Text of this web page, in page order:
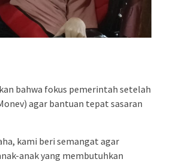
bahwa fokus pemerintah setelah
agar bantuan tepat sasaran
kami beri semangat agar
anak yang membutuhkan